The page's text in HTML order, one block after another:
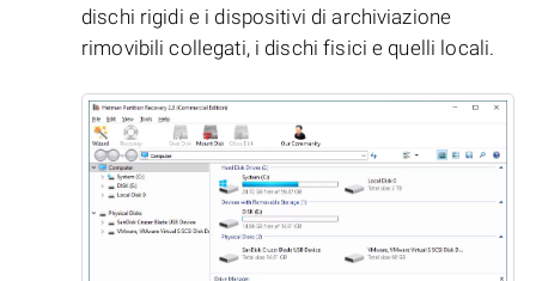
dischi rigidi e i dispositivi di archiviazione
rimovibili collegati, i dischi fisici e quelli locali.